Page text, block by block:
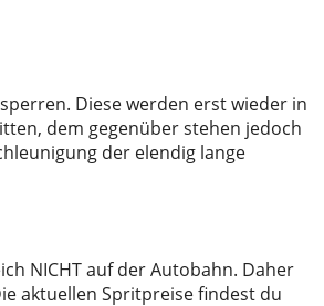
Diese werden erst wieder in
dem gegenüber stehen jedoch
der elendig lange
NICHT auf der Autobahn. Daher
aktuellen Spritpreise findest du